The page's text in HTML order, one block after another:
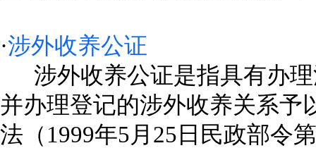
·涉外收养公证
涉外收养公证是指具有办理
并办理登记的涉外收养关系予
法（1999年5月25日民政部令